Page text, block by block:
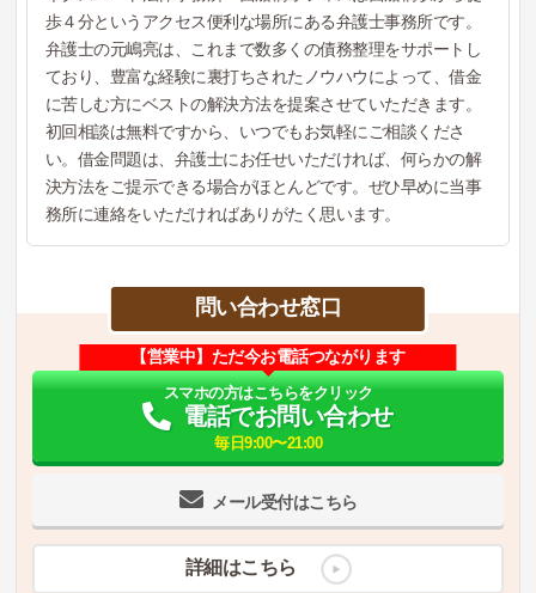
歩４分というアクセス便利な場所にある弁護士事務所です。
弁護士の元嶋亮は、これまで数多くの債務整理をサポートし
ており、豊富な経験に裏打ちされたノウハウによって、借金
に苦しむ方にベストの解決方法を提案させていただきます。
初回相談は無料ですから、いつでもお気軽にご相談くださ
い。借金問題は、弁護士にお任せいただければ、何らかの解
決方法をご提示できる場合がほとんどです。ぜひ早めに当事
務所に連絡をいただければありがたく思います。
問い合わせ窓口
メール受付はこちら
【営業中】ただ今お電話つながります
スマホの方はこちらをクリック
電話でお問い合わせ
毎日9:00〜21:00
詳細はこちら